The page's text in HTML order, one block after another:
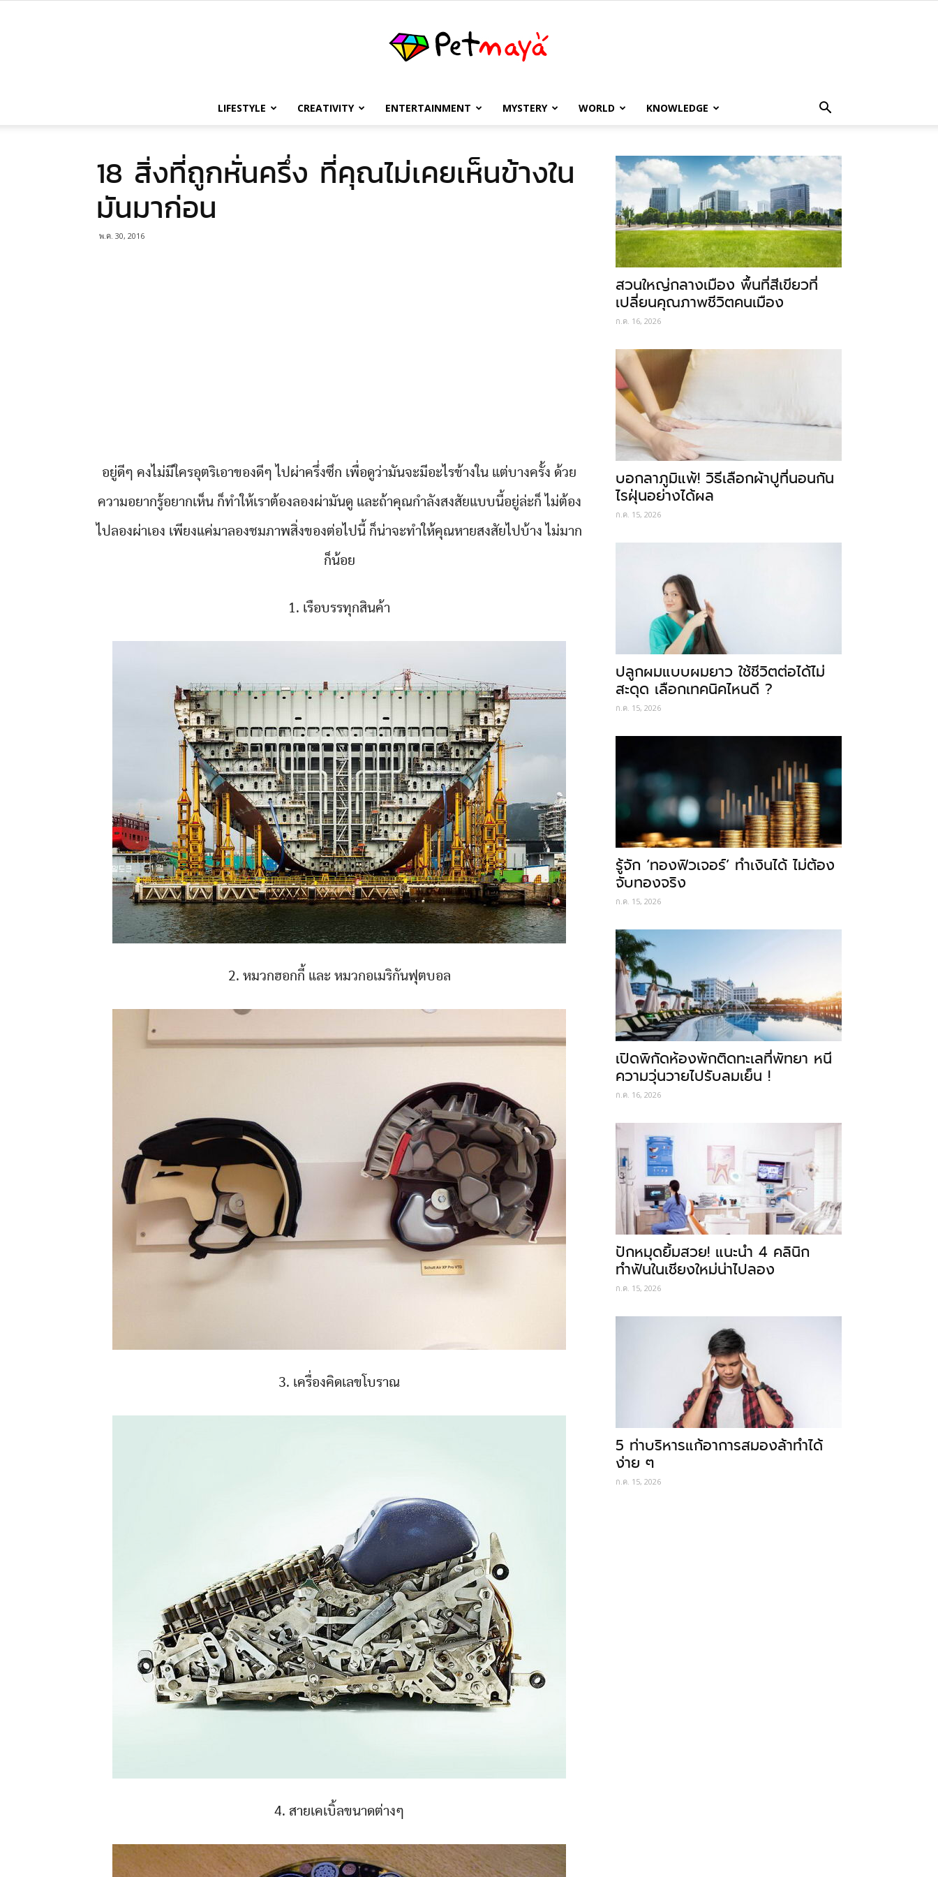
เพชร
LIFESTYLE CREATIVITY ENTERTAINMENT MYSTERY WORLD KNOWLEDGE
18 สิ่งที่ถูกหั่นครึ่ง ที่คุณไม่เคยเห็นข้างใน
มันมาก่อน
พ.ค. 30, 2016
อยู่ดีๆ คงไม่มีใครอุตริเอาของดีๆ ไปผ่าครึ่งซึก เพื่อดูว่ามันจะมีอะไรข้างใน แต่บางครั้ง ด้วย
ความอยากรู้อยากเห็น ก็ทำให้เราต้องลองผ่ามันดู และถ้าคุณกำลังสงสัยแบบนี้อยู่ล่ะก็ ไม่ต้อง
ไปลองผ่าเอง เพียงแค่มาลองชมภาพสิ่งของต่อไปนี้ ก็น่าจะทำให้คุณหายสงสัยไปบ้าง ไม่มาก
ก็น้อย
1. เรือบรรทุกสินค้า
2. หมวกฮอกกี้ และ หมวกอเมริกันฟุตบอล
3. เครื่องคิดเลขโบราณ
4. สายเคเบิ้ลขนาดต่างๆ
สวนใหญ่กลางเมือง พื้นที่สีเขียวที่
เปลี่ยนคุณภาพชีวิตคนเมือง
ก.ค. 16, 2026
บอกลาภูมิแพ้! วิธีเลือกผ้าปูที่นอนกัน
ไรฝุ่นอย่างได้ผล
ก.ค. 15, 2026
ปลูกผมแบบผมยาว ใช้ชีวิตต่อได้ไม่
สะดุด เลือกเทคนิคไหนดี ?
ก.ค. 15, 2026
รู้จัก ‘ทองฟิวเจอร์’ ทำเงินได้ ไม่ต้อง
จับทองจริง
ก.ค. 15, 2026
เปิดพิกัดห้องพักติดทะเลที่พัทยา หนี
ความวุ่นวายไปรับลมเย็น !
ก.ค. 16, 2026
ปักหมุดยิ้มสวย! แนะนำ 4 คลินิก
ทำฟันในเชียงใหม่น่าไปลอง
ก.ค. 15, 2026
5 ท่าบริหารแก้อาการสมองล้าทำได้
ง่าย ๆ
ก.ค. 15, 2026